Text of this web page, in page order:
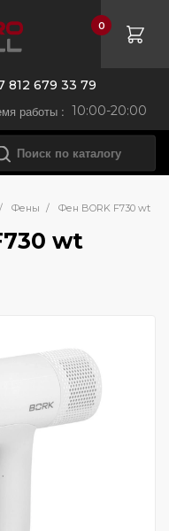
812 679 33 79
работы : 10:00-20:00
0
/ Фены / Фен BORK F730 wt
wt